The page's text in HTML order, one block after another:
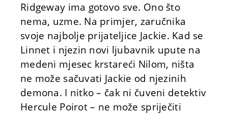
Ridgeway ima gotovo sve. Ono što
nema, uzme. Na primjer, zaručnika
svoje najbolje prijateljice Jackie. Kad se
Linnet i njezin novi ljubavnik upute na
medeni mjesec krstareći Nilom, ništa
ne može sačuvati Jackie od njezinih
demona. I nitko – čak ni čuveni detektiv
Hercule Poirot – ne može spriječiti